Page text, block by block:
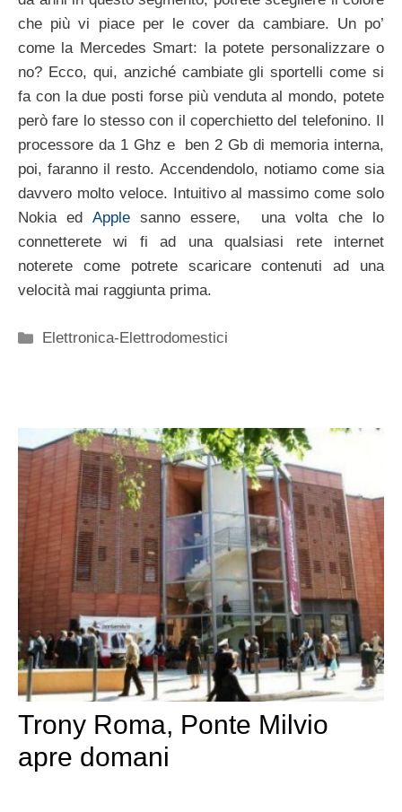
che più vi piace per le cover da cambiare. Un po’
come la Mercedes Smart: la potete personalizzare o
no? Ecco, qui, anziché cambiate gli sportelli come si
fa con la due posti forse più venduta al mondo, potete
però fare lo stesso con il coperchietto del telefonino. Il
processore da 1 Ghz e ben 2 Gb di memoria interna,
poi, faranno il resto. Accendendolo, notiamo come sia
davvero molto veloce. Intuitivo al massimo come solo
Nokia ed Applesanno essere, una volta che lo
connetterete wi fi ad una qualsiasi rete internet
noterete come potrete scaricare contenuti ad una
velocità mai raggiunta prima.
Categorie
Elettronica-Elettrodomestici
Trony Roma, Ponte Milvio
apre domani